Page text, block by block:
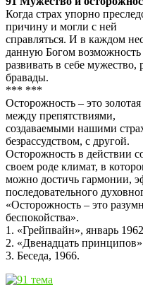
Когда страх упорно
причину и могли с ней
справляться. И в каждом
данную Богом возможность
развивать в себе
бравады.
*** ***
Осторожность – это
между препятствиями,
создаваемыми нашими
безрассудством, с другой.
Осторожность в действии
своем роде климат, в
можно достичь гармонии,
последовательного
«Осторожность – это
беспокойства».
1. «Грейпвайн», январь
2. «Двенадцать
3. Беседа, 1966.